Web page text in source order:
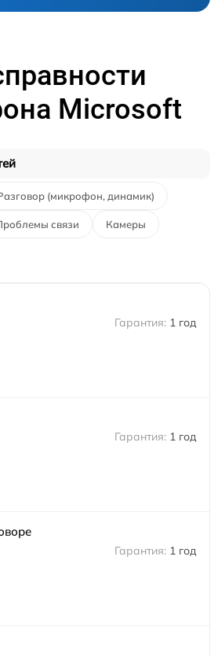
Microsoft
(микрофон, динамик)
связи Камеры
1 год
1 год
1 год